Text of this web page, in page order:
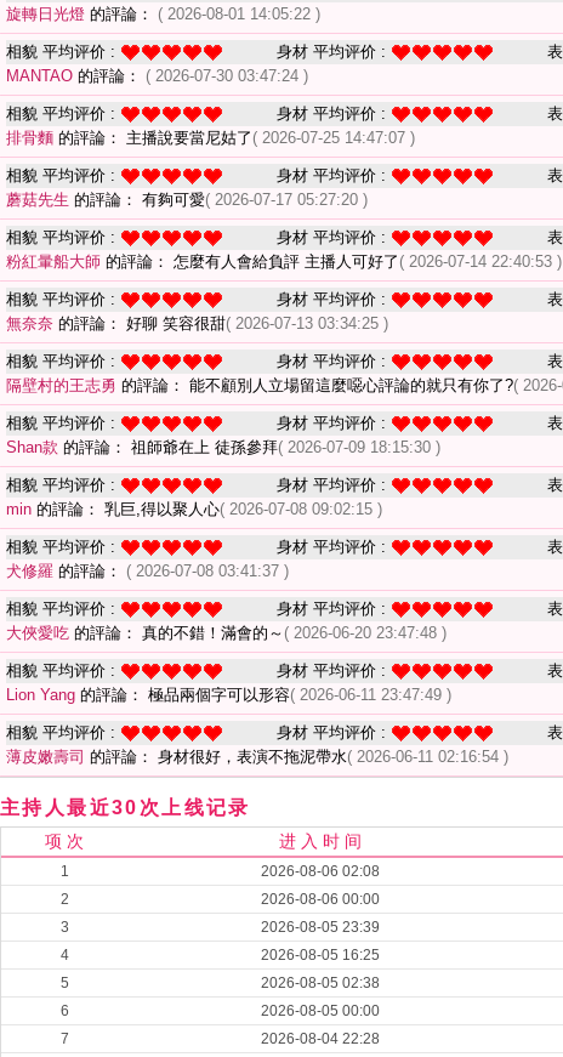
旋轉日光燈 的評論： ( 2026-08-01 14:05:22 )
相貌 平均评价 : 身材 平均评价 :
MANTAO 的評論： ( 2026-07-30 03:47:24 )
相貌 平均评价 : 身材 平均评价 :
排骨麵 的評論： 主播說要當尼姑了 ( 2026-07-25 14:47:07 )
相貌 平均评价 : 身材 平均评价 :
蘑菇先生 的評論： 有夠可愛( 2026-07-17 05:27:20 )
相貌 平均评价 : 身材 平均评价 :
粉紅暈船大師 的評論： 怎麼有人會給負評 主播人可好了 ( 2026-07-14 22:40:53 )
相貌 平均评价 : 身材 平均评价 :
無奈奈 的評論： 好聊 笑容很甜( 2026-07-13 03:34:25 )
相貌 平均评价 : 身材 平均评价 :
隔壁村的王志勇 的評論： 能不顧別人立場留這麼噁心評論的就只有你了?(
相貌 平均评价 : 身材 平均评价 :
Shan款 的評論： 祖師爺在上 徒孫參拜( 2026-07-09 18:15:30 )
相貌 平均评价 : 身材 平均评价 :
min 的評論： 乳巨,得以聚人心( 2026-07-08 09:02:15 )
相貌 平均评价 : 身材 平均评价 :
犬修羅 的評論： ( 2026-07-08 03:41:37 )
相貌 平均评价 : 身材 平均评价 :
大俠愛吃 的評論： 真的不錯！滿會的～ ( 2026-06-20 23:47:48 )
相貌 平均评价 : 身材 平均评价 :
Lion Yang 的評論： 極品兩個字可以形容( 2026-06-11 23:47:49 )
相貌 平均评价 : 身材 平均评价 :
薄皮嫩壽司 的評論： 身材很好，表演不拖泥帶水( 2026-06-11 02:16:54 )
主持人最近30次上线记录
项 次 进 入 时 间
1 2026-08-06 02:08
2
2026-08-06 00:00
3
2026-08-05 23:39
4
2026-08-05 16:25
5
2026-08-05 02:38
6
2026-08-05 00:00
7
2026-08-04 22:28